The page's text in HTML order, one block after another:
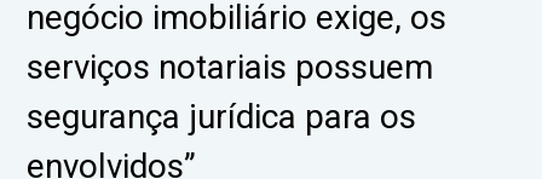
negócio imobiliário exige, os
serviços notariais possuem
segurança jurídica para os
envolvidos”